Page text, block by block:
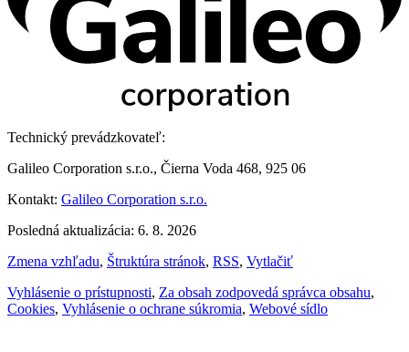
Technický prevádzkovateľ:
Galileo Corporation s.r.o., Čierna Voda 468, 925 06
Kontakt: Galileo Corporation s.r.o.
Posledná aktualizácia: 6. 8. 2026
Zmena vzhľadu, Štruktúra stránok, RSS, Vytlačiť
Vyhlásenie o prístupnosti, Za obsah zodpovedá správca obsahu,
Cookies, Vyhlásenie o ochrane súkromia, Webové sídlo